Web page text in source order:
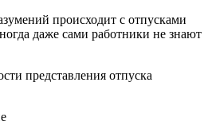
происходит с отпусками
даже сами работники не знают
представления отпуска